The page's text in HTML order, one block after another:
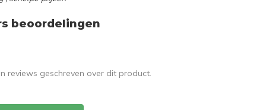
beoordelingen
reviews geschreven over dit product.